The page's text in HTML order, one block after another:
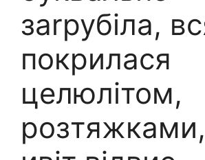
заrрубіла,
покрилася
целюлітом,
розтяжками,